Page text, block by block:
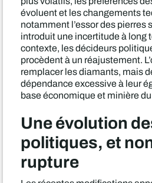
évoluent et les changements
notamment l’essor des pierres
introduit une incertitude à long
contexte, les décideurs
procèdent à un réajustement.
remplacer les diamants, mais
dépendance excessive à leur
base économique et minière
Une évolution
politiques, et
rupture